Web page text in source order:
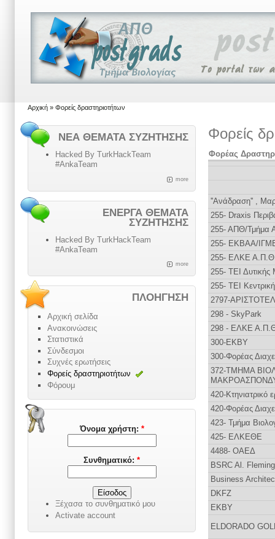
Αρχική » Φορείς δραστηριοτήτων
Φορείς
Φορέας
''Ανάδραση'' ,
255- Draxis
255- ΑΠΘ/Τμήμα
255- ΕΚΒΑΑ/
255- ΕΛΚΕ
255- ΤΕΙ Δυτικής
255- ΤΕΙ
2797-
298 - SkyPark
298 - ΕΛΚΕ
300-ΕΚΒΥ
300-Φορέας
372-ΤΜΗΜΑ
420-
420-Φορέας
423- Τμήμα
425- ΕΛΚΕΘΕ
4488- OAΕΔ
BSRC Al. Fleming
Business
DKFZ
EKBY
ELDORADO
ΝΈΑ ΘΈΜΑΤΑ ΣΥΖΉΤΗΣΗΣ
Hacked By TurkHackTeam
#AnkaTeam
more
ΕΝΕΡΓΆ ΘΈΜΑΤΑ
ΣΥΖΉΤΗΣΗΣ
Hacked By TurkHackTeam
#AnkaTeam
more
ΠΛΟΉΓΗΣΗ
Αρχική σελίδα
Ανακοινώσεις
Στατιστικά
Σύνδεσμοι
Συχνές ερωτήσεις
Φορείς δραστηριοτήτων
Φόρουμ
Όνομα χρήστη: *
Συνθηματικό: *
Ξέχασα το συνθηματικό μου
Activate account